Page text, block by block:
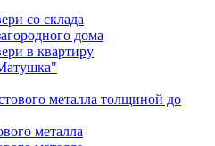
со склада
дома
в квартиру
металла толщиной до
металла